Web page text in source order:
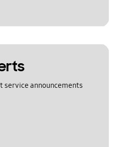
service announcements